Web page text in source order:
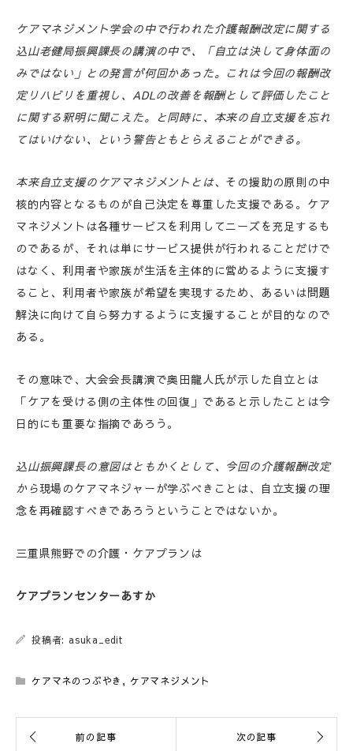
ケアマネジメント学会の中で行われた介護報酬改定に関する
込山老健局振興課長の講演の中で、「自立は決して身体面の
みではない」との発言が何回かあった。これは今回の報酬改
定リハビリを重視し、ADLの改善を報酬として評価したこと
に関する釈明に聞こえた。と同時に、本来の自立支援を忘れ
てはいけない、という警告ともとらえることができる。
本来自立支援のケアマネジメントとは、その援助の原則の中
核的内容となるものが自己決定を尊重した支援である。ケア
マネジメントは各種サービスを利用してニーズを充足するも
のであるが、それは単にサービス提供が行われることだけで
はなく、利用者や家族が生活を主体的に営めるように支援す
ること、利用者や家族が希望を実現するため、あるいは問題
解決に向けて自ら努力するように支援することが目的なので
ある。
その意味で、大会会長講演で奥田龍人氏が示した自立とは
「ケアを受ける側の主体性の回復」であると示したことは今
日的にも重要な指摘であろう。
込山振興課長の意図はともかくとして、今回の介護報酬改定
から現場のケアマネジャーが学ぶべきことは、自立支援の理
念を再確認すべきであろうということではないか。
三重県熊野での介護・ケアプランは
ケアプランセンターあすか
投稿者: asuka_edit
ケアマネのつぶやき , ケアマネジメント